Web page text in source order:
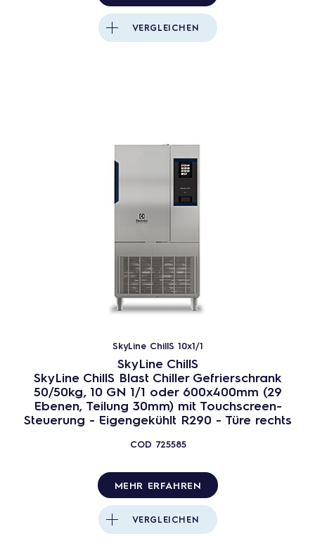
VERGLEICHEN
SkyLine ChillS 10x1/1
SkyLine ChillS
SkyLine ChillS Blast Chiller Gefrierschrank
50/50kg, 10 GN 1/1 oder 600x400mm (29
Ebenen, Teilung 30mm) mit Touchscreen-
Steuerung - Eigengekühlt R290 - Türe rechts
COD 725585
MEHR ERFAHREN
VERGLEICHEN